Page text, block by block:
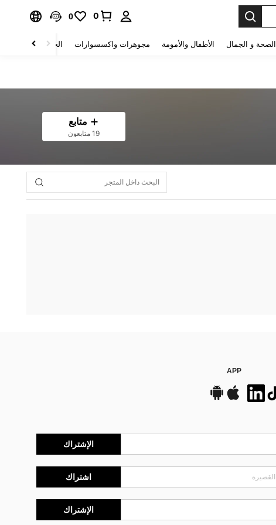
0
0
الصحة و الجمال الأطفال والأمومة مجوهرات واكسسوارات الحقائب والأمتعة
متابع
19 متابعون
APP
الإشتراك
اشتراك
الإشتراك